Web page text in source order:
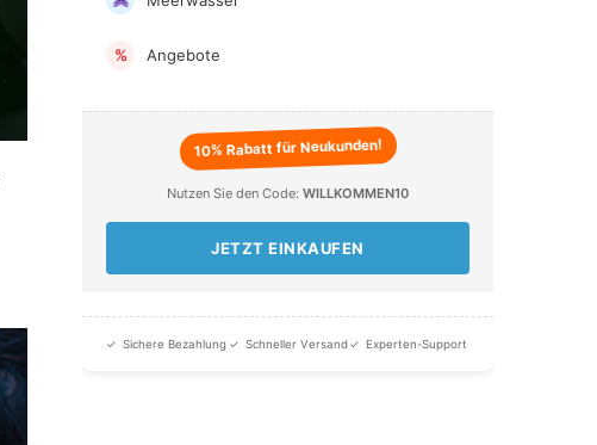
% Angebote
10% Rabatt für Neukunden!
Nutzen Sie den Code: WILLKOMMEN10
JETZT EINKAUFEN
✓ Sichere Bezahlung ✓ Schneller Versand ✓ Experten-Support